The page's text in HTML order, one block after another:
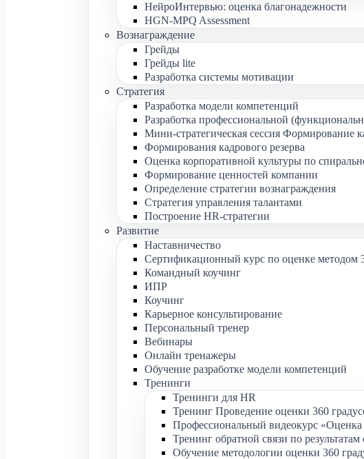
НейроИнтервью: оценка благонадежности
HGN-MPQ Assessment
Вознаграждение
Грейды
Грейды lite
Разработка системы мотивации
Стратегия
Разработка модели компетенций
Разработка профессиональной
Мини-стратегическая сессия Формирование
Формирования кадрового резерва
Оценка корпоративной культуры по
Формирование ценностей компании
Определение стратегии вознаграждения
Стратегия управления талантами
Построение HR-стратегии
Развитие
Наставничество
Сертификационный курс по оценке методом
Командный коучинг
ИПР
Коучинг
Карьерное консультирование
Персональный тренер
Вебинары
Онлайн тренажеры
Обучение разработке модели компетенций
Тренинги
Тренинги для HR
Тренинг Проведение оценки 360
Профессиональный видеокурс «Оценка
Тренинг обратной связи по
Обучение методологии оценки 360